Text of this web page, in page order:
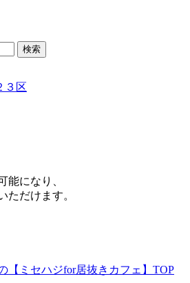
検索
３区
能になり、
ただけます。
【ミセハジfor居抜きカフェ】TOP